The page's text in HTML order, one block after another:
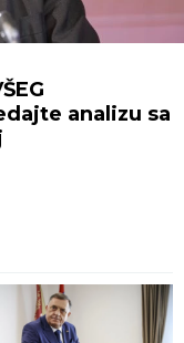
analizu sa